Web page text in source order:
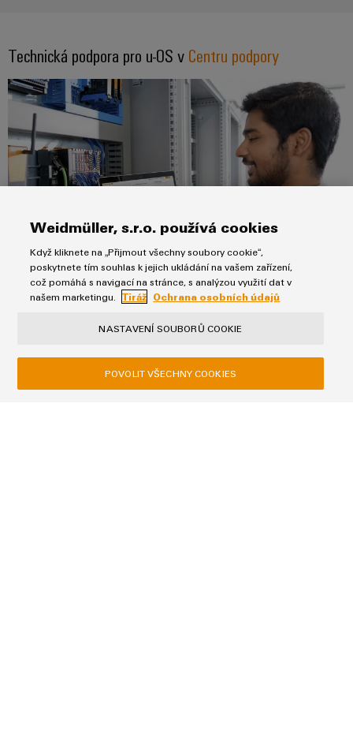
Technická podpora pro u-OS v Centru podpory
Hledáte rychlou a nekomplikovanou pomoc s u-OS 24 hodin
Hledáte nejnovější verze, dokumentaci, materiály ke stažení,
často kladené otázky a výukové programy k systému u-OS?
Weidmüller, s.r.o. používá cookies
Když kliknete na „Přijmout všechny soubory cookie“,
poskytnete tím souhlas k jejich ukládání na vašem zařízení,
což pomáhá s navigací na stránce, s analýzou využití dat v
našem marketingu.
Tiráž Ochrana osobních údajů
NASTAVENÍ SOUBORŮ COOKIE
POVOLIT VŠECHNY COOKIES